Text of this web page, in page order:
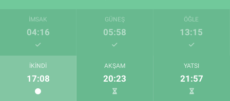
İMSAK
04:16
GÜNEŞ
05:58
ÖĞLE
13:15
İKINDI
17:08
AKŞAM
20:23
YATSI
21:57